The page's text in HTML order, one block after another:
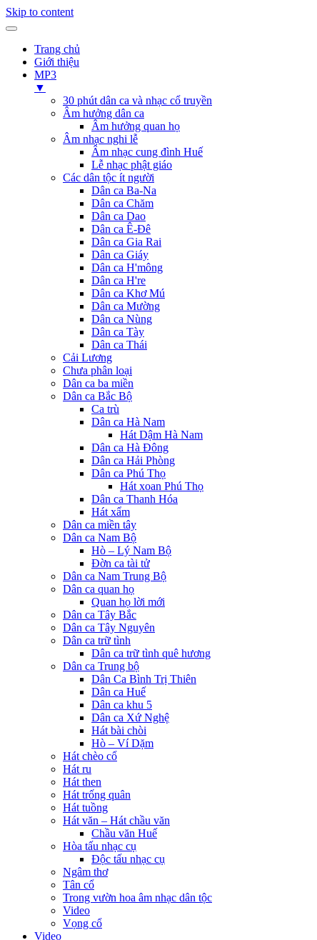
Skip to content
Trang chủ
Giới thiệu
MP3
▼
30 phút dân ca và nhạc cổ truyền
Âm hưởng dân ca
Âm hưởng quan họ
Âm nhạc nghi lễ
Âm nhạc cung đình Huế
Lễ nhạc phật giáo
Các dân tộc ít người
Dân ca Ba-Na
Dân ca Chăm
Dân ca Dao
Dân ca Ê-Đê
Dân ca Gia Rai
Dân ca Giáy
Dân ca H'mông
Dân ca H're
Dân ca Khơ Mú
Dân ca Mường
Dân ca Nùng
Dân ca Tày
Dân ca Thái
Cải Lương
Chưa phân loại
Dân ca ba miền
Dân ca Bắc Bộ
Ca trù
Dân ca Hà Nam
Hát Dậm Hà Nam
Dân ca Hà Đông
Dân ca Hải Phòng
Dân ca Phú Thọ
Hát xoan Phú Thọ
Dân ca Thanh Hóa
Hát xẩm
Dân ca miền tây
Dân ca Nam Bộ
Hò – Lý Nam Bộ
Đờn ca tài tử
Dân ca Nam Trung Bộ
Dân ca quan họ
Quan họ lời mới
Dân ca Tây Bắc
Dân ca Tây Nguyên
Dân ca trữ tình
Dân ca trữ tình quê hương
Dân ca Trung bộ
Dân Ca Bình Trị Thiên
Dân ca Huế
Dân ca khu 5
Dân ca Xứ Nghệ
Hát bài chòi
Hò – Ví Dặm
Hát chèo cổ
Hát ru
Hát then
Hát trống quân
Hát tuồng
Hát văn – Hát chầu văn
Chầu văn Huế
Hòa tấu nhạc cụ
Độc tấu nhạc cụ
Ngâm thơ
Tân cổ
Trong vườn hoa âm nhạc dân tộc
Video
Vọng cổ
Video